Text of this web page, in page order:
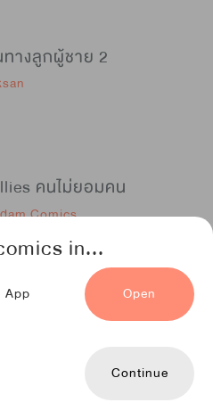
in...
App Open
Continue
ทางลูกผู้ชาย 2
คนไม่ยอมคน
Comics
in School